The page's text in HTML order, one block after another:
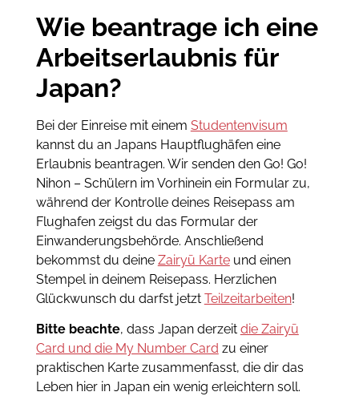
Wie beantrage ich eine
Arbeitserlaubnis für
Japan?
Bei der Einreise mit einem Studentenvisum
kannst du an Japans Hauptflughäfen eine
Erlaubnis beantragen. Wir senden den Go! Go!
Nihon – Schülern im Vorhinein ein Formular zu,
während der Kontrolle deines Reisepass am
Flughafen zeigst du das Formular der
Einwanderungsbehörde. Anschließend
bekommst du deine Zairyū Karteund einen
Stempel in deinem Reisepass. Herzlichen
Glückwunsch du darfst jetzt Teilzeitarbeiten!
Bitte beachte, dass Japan derzeit die Zairyū
Card und die My Number Card zu einer
praktischen Karte zusammenfasst, die dir das
Leben hier in Japan ein wenig erleichtern soll.